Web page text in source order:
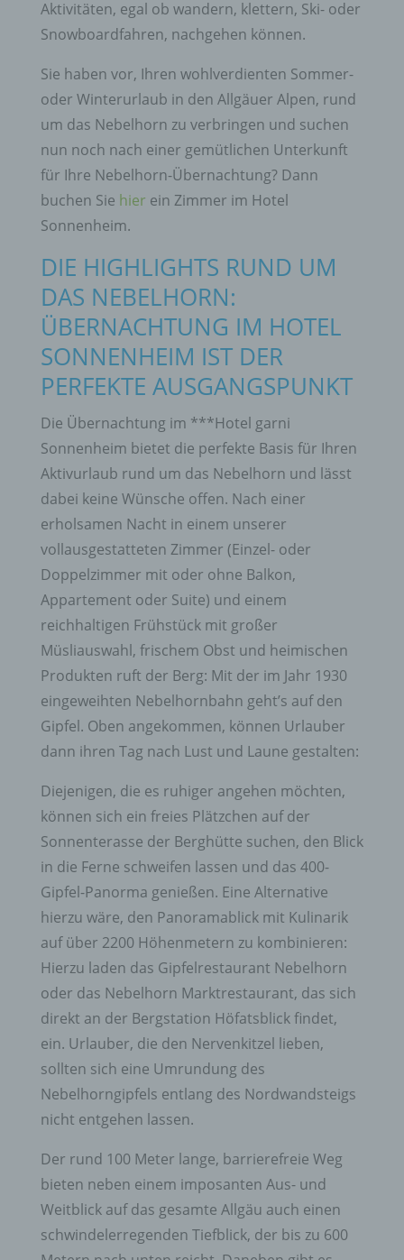
Aktivitäten, egal ob wandern, klettern, Ski- oder
Snowboardfahren, nachgehen können.
Sie haben vor, Ihren wohlverdienten Sommer-
oder Winterurlaub in den Allgäuer Alpen, rund
um das Nebelhorn zu verbringen und suchen
nun noch nach einer gemütlichen Unterkunft
für Ihre Nebelhorn-Übernachtung? Dann
buchen Sie hier ein Zimmer im Hotel
Sonnenheim.
DIE HIGHLIGHTS RUND UM
DAS NEBELHORN:
ÜBERNACHTUNG IM HOTEL
SONNENHEIM IST DER
PERFEKTE AUSGANGSPUNKT
Die Übernachtung im ***Hotel garni
Sonnenheim bietet die perfekte Basis für Ihren
Aktivurlaub rund um das Nebelhorn und lässt
dabei keine Wünsche offen. Nach einer
erholsamen Nacht in einem unserer
vollausgestatteten Zimmer (Einzel- oder
Doppelzimmer mit oder ohne Balkon,
Appartement oder Suite) und einem
reichhaltigen Frühstück mit großer
Müsliauswahl, frischem Obst und heimischen
Produkten ruft der Berg: Mit der im Jahr 1930
eingeweihten Nebelhornbahn geht’s auf den
Gipfel. Oben angekommen, können Urlauber
dann ihren Tag nach Lust und Laune gestalten:
Diejenigen, die es ruhiger angehen möchten,
können sich ein freies Plätzchen auf der
Sonnenterasse der Berghütte suchen, den Blick
in die Ferne schweifen lassen und das 400-
Gipfel-Panorma genießen. Eine Alternative
hierzu wäre, den Panoramablick mit Kulinarik
auf über 2200 Höhenmetern zu kombinieren:
Hierzu laden das Gipfelrestaurant Nebelhorn
oder das Nebelhorn Marktrestaurant, das sich
direkt an der Bergstation Höfatsblick findet,
ein. Urlauber, die den Nervenkitzel lieben,
sollten sich eine Umrundung des
Nebelhorngipfels entlang des Nordwandsteigs
nicht entgehen lassen.
Der rund 100 Meter lange, barrierefreie Weg
bieten neben einem imposanten Aus- und
Weitblick auf das gesamte Allgäu auch einen
schwindelerregenden Tiefblick, der bis zu 600